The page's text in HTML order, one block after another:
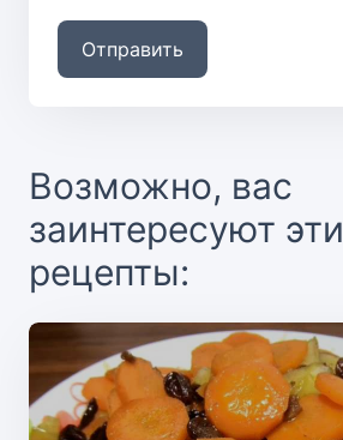
Отправить
Возможно, вас
заинтересуют эти
рецепты: